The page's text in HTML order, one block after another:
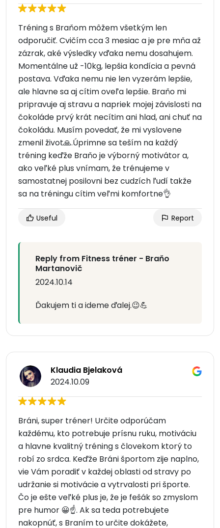
Tréning s Braňom môžem všetkým len
odporučiť. Cvičím cca 3 mesiac a je pre mňa až
zázrak, aké výsledky vďaka nemu dosahujem.
Momentálne už -10kg, lepšia kondícia a pevná
postava. Vďaka nemu nie len vyzerám lepšie,
ale hlavne sa aj cítim oveľa lepšie. Braňo mi
pripravuje aj stravu a napriek mojej závislosti na
čokoláde prvý krát necítim ani hlad, ani chuť na
čokoládu. Musím povedať, že mi vyslovene
zmenil život🙏.Úprimne sa teším na každý
tréning keďže Braňo je výborný motivátor a,
ako veľké plus vnímam, že trénujeme v
samostatnej posilovni bez cudzích ľudí takže
sa na tréningu cítim veľmi komfortne👌
Useful Report
Reply from Fitness tréner - Braňo
Martanovič
2024.10.14
Ďakujem ti a ideme ďalej.😉💪
Klaudia Bjelaková
2024.10.09
Bráni, super tréner! Určite odporúčam
každému, kto potrebuje prísnu ruku, motiváciu
a hlavne kvalitný tréning s človekom ktorý to
robí zo srdca. Keďže Bráni športom zije naplno,
vie Vám poradiť v každej oblasti od stravy po
udržanie si motivácie a vytrvalosti pri športe.
Čo je ešte veľké plus je, že je fešák so zmyslom
pre humor 😀☝️. Ak sa teda potrebujete
nakopnúť, s Braním to určite dokážete,